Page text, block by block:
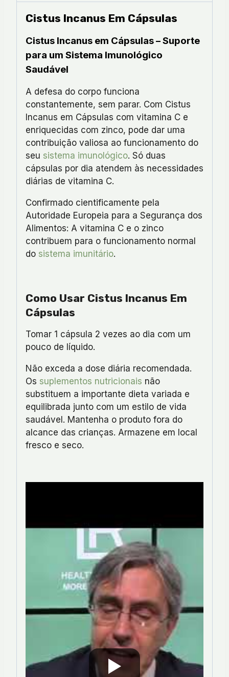
Cistus Incanus Em Cápsulas
Cistus Incanus em Cápsulas – Suporte
para um Sistema Imunológico
Saudável
A defesa do corpo funciona
constantemente, sem parar. Com Cistus
Incanus em Cápsulas com vitamina C e
enriquecidas com zinco, pode dar uma
contribuição valiosa ao funcionamento do
seu sistema imunológico. Só duas
cápsulas por dia atendem às necessidades
diárias de vitamina C.
Confirmado cientificamente pela
Autoridade Europeia para a Segurança dos
Alimentos: A vitamina C e o zinco
contribuem para o funcionamento normal
do sistema imunitário.
Como Usar Cistus Incanus Em
Cápsulas
Tomar 1 cápsula 2 vezes ao dia com um
pouco de líquido.
Não exceda a dose diária recomendada.
Os suplementos nutricionais não
substituem a importante dieta variada e
equilibrada junto com um estilo de vida
saudável. Mantenha o produto fora do
alcance das crianças. Armazene em local
fresco e seco.